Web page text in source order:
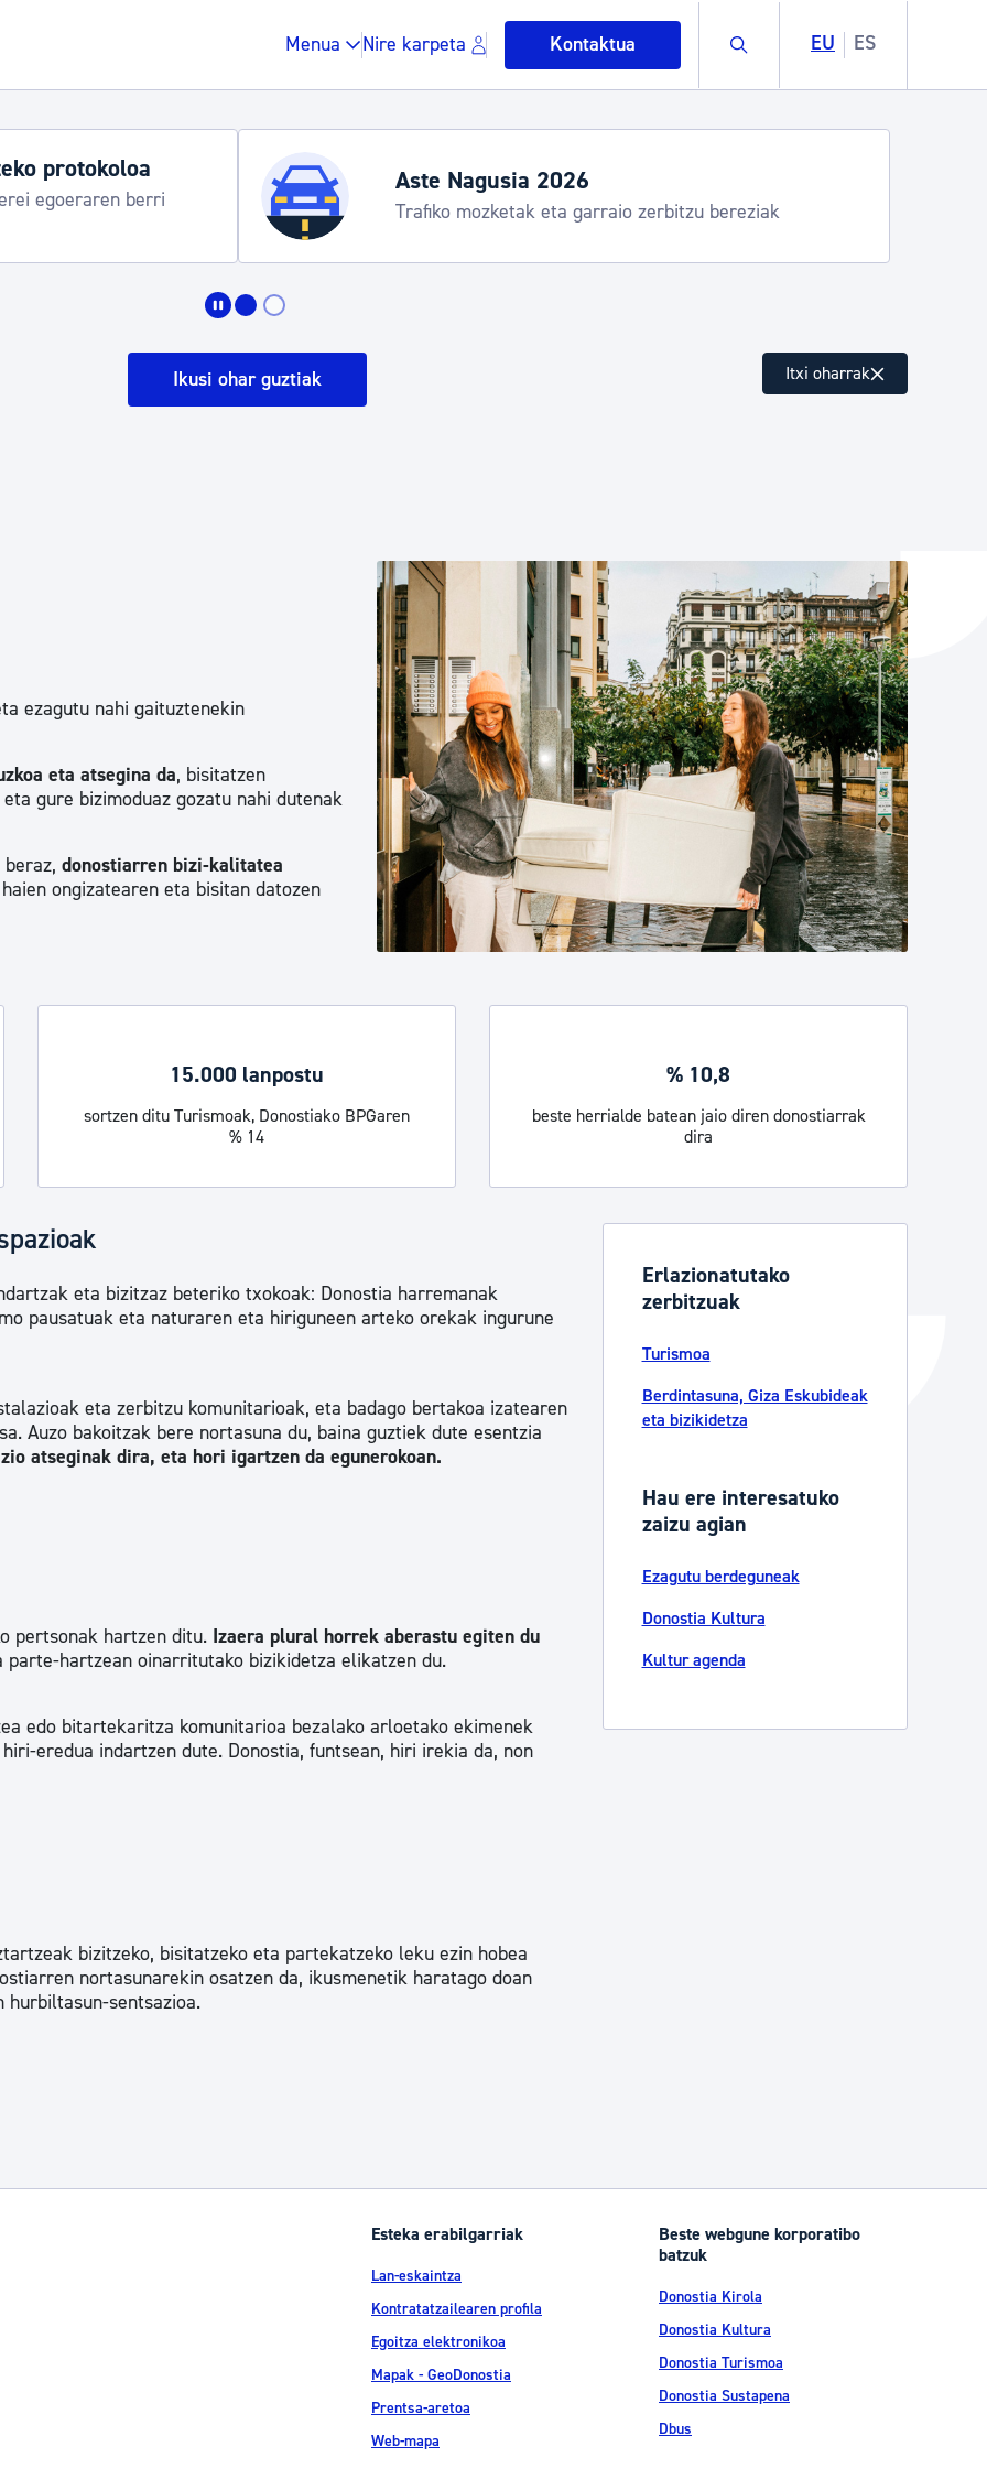
Menua Nire karpeta Kontaktua Buscar EU ES
Gune publikoa, hondakinak eta ingurumena
Garapen ekonomikoa eta enplegua
Berdintasuna, Giza Eskubideak eta bizikidetza
Kultura
Turismoa
Udal administrazioa
Egutegi fiskala
Gardentasun ataria
Tramitaziorako laguntza
protokoloa
egoeraren berri
Aste Nagusia 2026
Trafiko mozketak eta garraio zerbitzu bereziak
Ikusi ohar guztiak Itxi oharrak
ezagutu nahi gaituztenekin
eta atsegina da, bisitatzen
gure bizimoduaz gozatu nahi dutenak
donostiarren bizi-kalitatea
ongizatearen eta bisitan datozen
15.000 lanpostu
sortzen ditu Turismoak, Donostiako BPGaren
% 14
% 10,8
beste herrialde batean jaio diren donostiarrak
dira
eta bizitzaz beteriko txokoak: Donostia harremanak
pausatuak eta naturaren eta hiriguneen arteko orekak ingurune
eta zerbitzu komunitarioak, eta badago bertakoa izatearen
Auzo bakoitzak bere nortasuna du, baina guztiek dute esentzia
atseginak dira, eta hori igartzen da egunerokoan.
pertsonak hartzen ditu. Izaera plural horrek aberastu egiten du
hartzean oinarritutako bizikidetza elikatzen du.
edo bitartekaritza komunitarioa bezalako arloetako ekimenek
eredua indartzen dute. Donostia, funtsean, hiri irekia da, non
bizitzeko, bisitatzeko eta partekatzeko leku ezin hobea
nortasunarekin osatzen da, ikusmenetik haratago doan
hurbiltasun-sentsazioa.
Erlazionatutako
zerbitzuak
Turismoa
Berdintasuna, Giza Eskubideak
eta bizikidetza
Hau ere interesatuko
zaizu agian
Ezagutu berdeguneak
Donostia Kultura
Kultur agenda
Esteka erabilgarriak
Lan-eskaintza
Kontratatzailearen profila
Egoitza elektronikoa
Mapak - GeoDonostia
Prentsa-aretoa
Web-mapa
Beste webgune korporatibo
batzuk
Donostia Kirola
Donostia Kultura
Donostia Turismoa
Donostia Sustapena
Dbus